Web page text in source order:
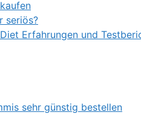
seriös?
Erfahrungen und
sehr günstig bestellen